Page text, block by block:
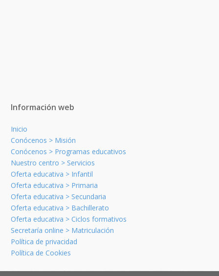
Información web
Inicio
Conócenos > Misión
Conócenos > Programas educativos
Nuestro centro > Servicios
Oferta educativa > Infantil
Oferta educativa > Primaria
Oferta educativa > Secundaria
Oferta educativa > Bachillerato
Oferta educativa > Ciclos formativos
Secretaría online > Matriculación
Política de privacidad
Política de Cookies